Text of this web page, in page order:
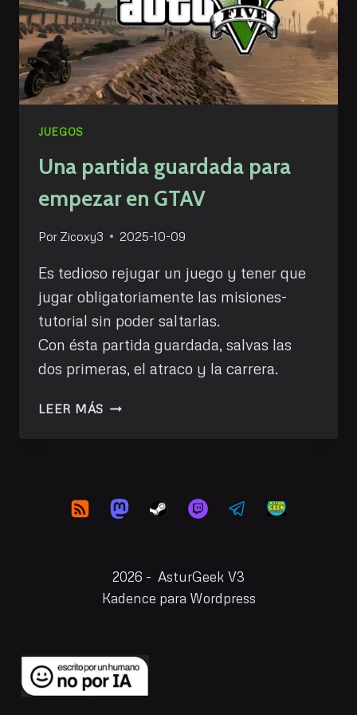
JUEGOS
Una partida guardada para
empezar en GTAV
Por Zicoxy3 2025-10-09
Es tedioso rejugar un juego y tener que
jugar obligatoriamente las misiones-
tutorial sin poder saltarlas.
Con ésta partida guardada, salvas las
dos primeras, el atraco y la carrera.
LEER MÁS UNA
EN
GTAV
2026 - AsturGeek V3
Kadence para Wordpress